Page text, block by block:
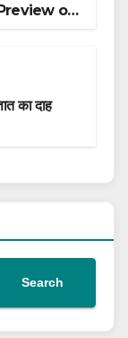
of
का दाह
Search